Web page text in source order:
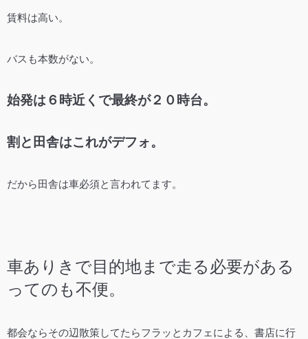
賃料は高い。
バスも本数がない。
始発は６時近くで最終が２０時台。
割と田舎はこれがデフォ。
だから田舎は車必須と言われてます。
車ありきで目的地まで走る必要がある
ってのも不便。
都会ならその辺散策してたらフラッとカフェによる、書店に行